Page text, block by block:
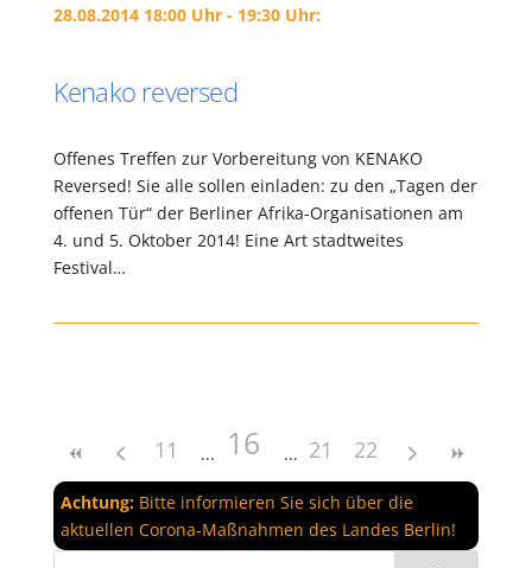
28.08.2014 18:00 Uhr - 19:30 Uhr:
Kenako reversed
Offenes Treffen zur Vorbereitung von KENAKO
Reversed! Sie alle sollen einladen: zu den „Tagen der
offenen Tür“ der Berliner Afrika-Organisationen am
4. und 5. Oktober 2014! Eine Art stadtweites
Festival…
11 16 21 22
Achtung:Bitte informieren Sie sich über die
aktuellen Corona-Maßnahmen des Landes Berlin!